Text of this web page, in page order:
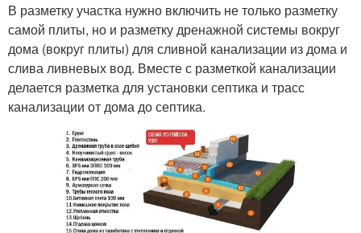
В разметку участка нужно включить не только разметку
самой плиты, но и разметку дренажной системы вокруг
дома (вокруг плиты) для сливной канализации из дома и
слива ливневых вод. Вместе с разметкой канализации
делается разметка для установки септика и трасс
канализации от дома до септика.